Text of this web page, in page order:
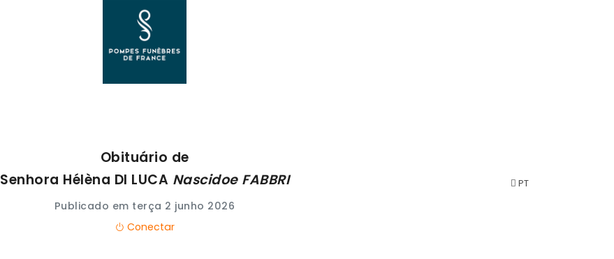
Obituário de
Senhora Hélèna DI LUCA Nascidoe FABBRI
Publicado em terça 2 junho 2026
Conectar
PT